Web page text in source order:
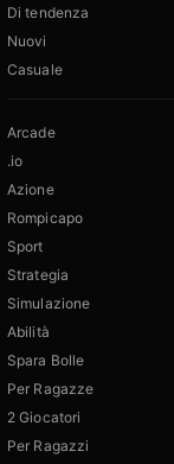
Di tendenza
Nuovi
Casuale
Arcade
.io
Azione
Rompicapo
Sport
Strategia
Simulazione
Abilità
Spara Bolle
Per Ragazze
2 Giocatori
Per Ragazzi